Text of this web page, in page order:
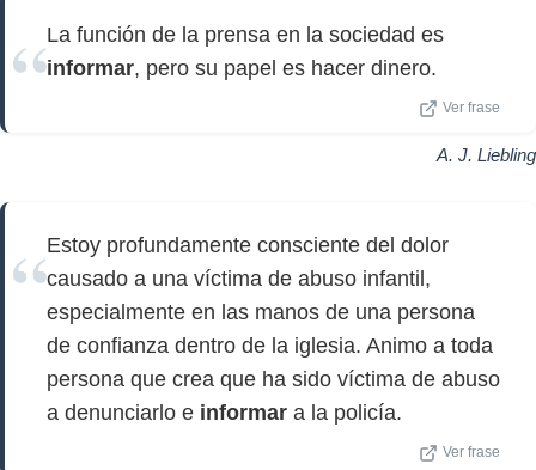
La función de la prensa en la sociedad es
informar, pero su papel es hacer dinero.
Ver frase
A. J. Liebling
Estoy profundamente consciente del dolor
causado a una víctima de abuso infantil,
especialmente en las manos de una persona
de confianza dentro de la iglesia. Animo a toda
persona que crea que ha sido víctima de abuso
a denunciarlo e informar a la policía.
Ver frase